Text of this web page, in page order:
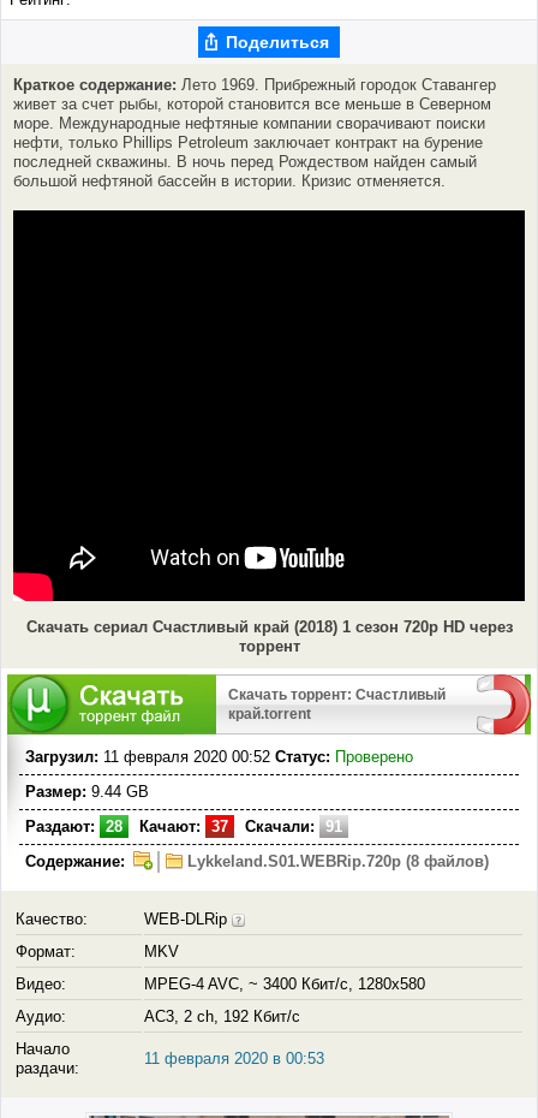
Поделиться
Краткое содержание: Лето 1969. Прибрежный городок Ставангер
живет за счет рыбы, которой становится все меньше в Северном
море. Международные нефтяные компании сворачивают поиски
нефти, только Phillips Petroleum заключает контракт на бурение
последней скважины. В ночь перед Рождеством найден самый
большой нефтяной бассейн в истории. Кризис отменяется.
Скачать сериал Счастливый край (2018) 1 сезон 720p HD через
торрент
Скачать торрент: Счастливый
край.torrent
Загрузил: 11 февраля 2020 00:52 Статус: Проверено
Размер: 9.44 GB
Раздают:
28 Качают: 37 Скачали:
91
Содержание:
Lykkeland.S01.WEBRip.720p (8 файлов)
Качество:
WEB-DLRip
Формат:
MKV
Видео:
MPEG-4 AVC, ~ 3400 Кбит/с, 1280x580
Аудио:
AC3, 2 ch, 192 Кбит/с
Начало
раздачи:
11 февраля 2020 в 00:53